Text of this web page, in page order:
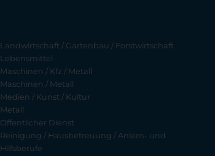
Landwirtschaft / Gartenbau / Forstwirtschaft
Lebensmittel
Maschinen / Kfz / Metall
Maschinen / Metall
Medien / Kunst / Kultur
Metall
Öffentlicher Dienst
Reinigung / Hausbetreuung / Anlern- und
Hilfsberufe